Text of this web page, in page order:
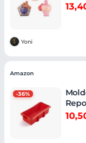
Yoni
-36%
Amazon